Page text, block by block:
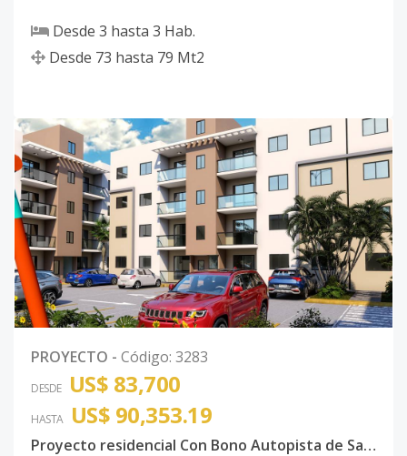
Desde 3 hasta 3 Hab.
Desde 73 hasta 79 Mt2
PROYECTO - Código: 3283
DESDE US$ 83,700
HASTA US$ 90,353.19
Proyecto residencial Con Bono Autopista de San Isidro